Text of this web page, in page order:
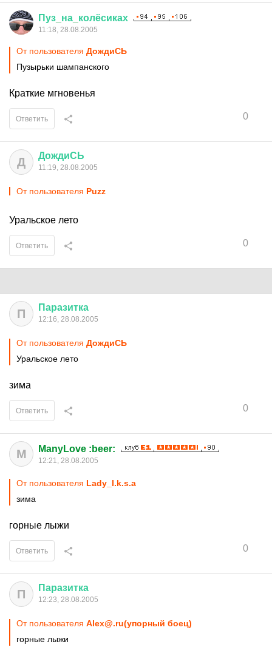
Пуз на колёсиках
11:18, 28.08.2005
От пользователя ДождиСЬ
Пузырьки шампанского
Краткие мгновенья
0
Ответить
Д ДождиСЬ
11:19, 28.08.2005
От пользователя Puzz
Уральское лето
0
Ответить
П Паразитка
12:16, 28.08.2005
От пользователя ДождиСЬ
Уральское лето
зима
0
Ответить
M ManyLove :beer:
12:21, 28.08.2005
От пользователя Lady_I.k.s.a
зима
горные лыжи
0
Ответить
П Паразитка
12:23, 28.08.2005
От пользователя Alex@.ru(упорный боец)
горные лыжи